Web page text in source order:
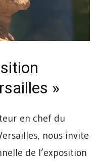
»
en chef du
nous invite
de l’exposition